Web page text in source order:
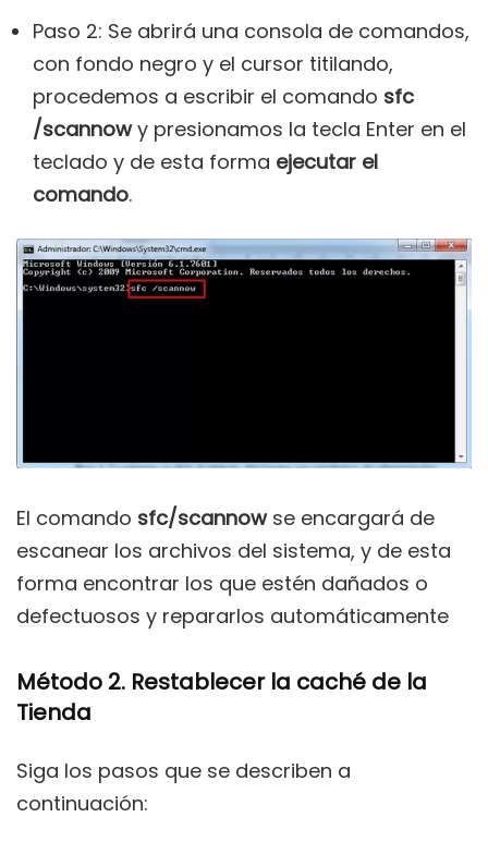
Paso 2: Se abrirá una consola de comandos,
con fondo negro y el cursor titilando,
procedemos a escribir el comando sfc
/scannowy presionamos la tecla Enter en el
teclado y de esta forma ejecutar el
comando.
El comando sfc/scannow se encargará de
escanear los archivos del sistema, y de esta
forma encontrar los que estén dañados o
defectuosos y repararlos automáticamente
Método 2. Restablecer la caché de la
Tienda
Siga los pasos que se describen a
continuación: